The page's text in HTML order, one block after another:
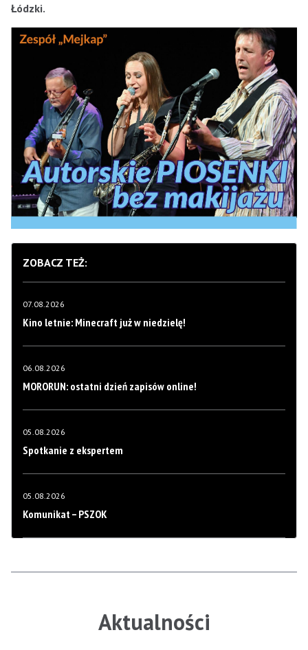
Łódzki.
ZOBACZ TEŻ:
07.08.2026
Kino letnie: Minecraft już w niedzielę!
06.08.2026
MORORUN: ostatni dzień zapisów online!
05.08.2026
Spotkanie z ekspertem
05.08.2026
Komunikat – PSZOK
Aktualności